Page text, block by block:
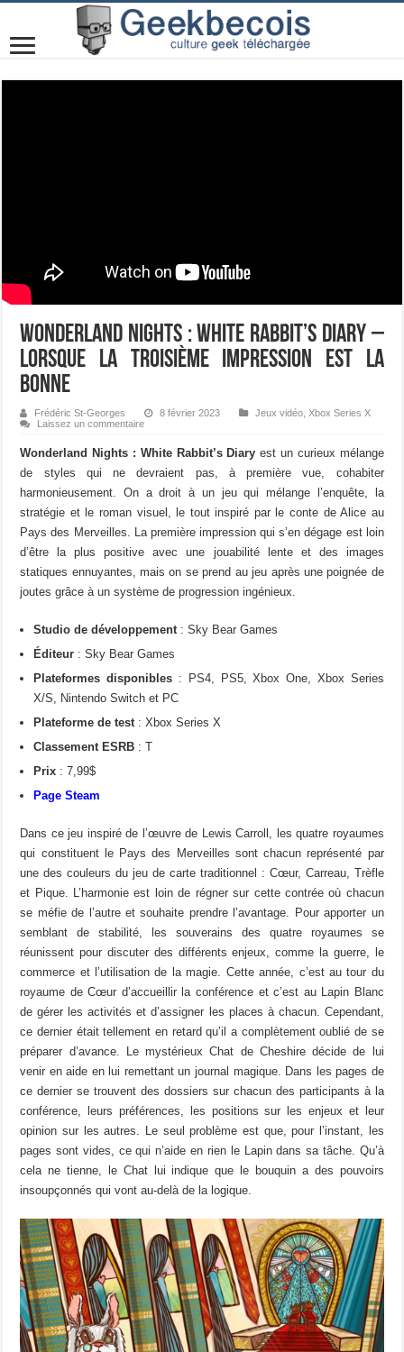
Wonderland Nights : White Rabbit’s Diary –
Lorsque la troisième impression est la
bonne
Frédéric St-Georges 8 février 2023 Jeux vidéo, Xbox Series X
Laissez un commentaire
Wonderland Nights : White Rabbit’s Diary est un curieux mélange
de styles qui ne devraient pas, à première vue, cohabiter
harmonieusement. On a droit à un jeu qui mélange l’enquête, la
stratégie et le roman visuel, le tout inspiré par le conte de Alice au
Pays des Merveilles. La première impression qui s’en dégage est loin
d’être la plus positive avec une jouabilité lente et des images
statiques ennuyantes, mais on se prend au jeu après une poignée de
joutes grâce à un système de progression ingénieux.
Studio de développement: Sky Bear Games
Éditeur : Sky Bear Games
Plateformes disponibles : PS4, PS5, Xbox One, Xbox Series
X/S, Nintendo Switch et PC
Plateforme de test: Xbox Series X
Classement ESRB : T
Prix : 7,99$
Page Steam
Dans ce jeu inspiré de l’œuvre de Lewis Carroll, les quatre royaumes
qui constituent le Pays des Merveilles sont chacun représenté par
une des couleurs du jeu de carte traditionnel : Cœur, Carreau, Trèfle
et Pique. L’harmonie est loin de régner sur cette contrée où chacun
se méfie de l’autre et souhaite prendre l’avantage. Pour apporter un
semblant de stabilité, les souverains des quatre royaumes se
réunissent pour discuter des différents enjeux, comme la guerre, le
commerce et l’utilisation de la magie. Cette année, c’est au tour du
royaume de Cœur d’accueillir la conférence et c’est au Lapin Blanc
de gérer les activités et d’assigner les places à chacun. Cependant,
ce dernier était tellement en retard qu’il a complètement oublié de se
préparer d’avance. Le mystérieux Chat de Cheshire décide de lui
venir en aide en lui remettant un journal magique. Dans les pages de
ce dernier se trouvent des dossiers sur chacun des participants à la
conférence, leurs préférences, les positions sur les enjeux et leur
opinion sur les autres. Le seul problème est que, pour l’instant, les
pages sont vides, ce qui n’aide en rien le Lapin dans sa tâche. Qu’à
cela ne tienne, le Chat lui indique que le bouquin a des pouvoirs
insoupçonnés qui vont au-delà de la logique.